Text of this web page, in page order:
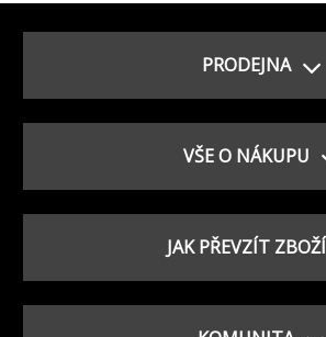
PRODEJNA
VŠE O NÁKUPU
JAK PŘEVZÍT ZBOŽÍ